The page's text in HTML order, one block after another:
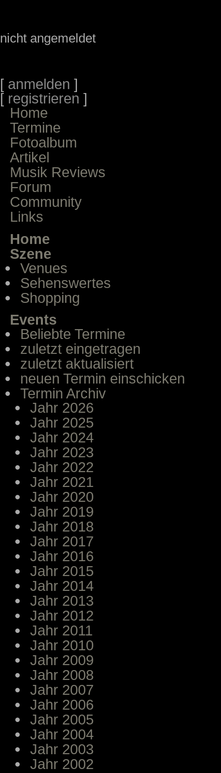
nicht angemeldet
[ anmelden ]
[ registrieren ]
Home
Termine
Fotoalbum
Artikel
Musik Reviews
Forum
Community
Links
Home
Szene
Venues
Sehenswertes
Shopping
Events
Beliebte Termine
zuletzt eingetragen
zuletzt aktualisiert
neuen Termin einschicken
Termin Archiv
Jahr 2026
Jahr 2025
Jahr 2024
Jahr 2023
Jahr 2022
Jahr 2021
Jahr 2020
Jahr 2019
Jahr 2018
Jahr 2017
Jahr 2016
Jahr 2015
Jahr 2014
Jahr 2013
Jahr 2012
Jahr 2011
Jahr 2010
Jahr 2009
Jahr 2008
Jahr 2007
Jahr 2006
Jahr 2005
Jahr 2004
Jahr 2003
Jahr 2002